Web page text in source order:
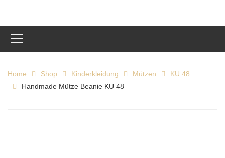
Home Shop Kinderkleidung Mützen
KU 48
Handmade Mütze Beanie KU 48